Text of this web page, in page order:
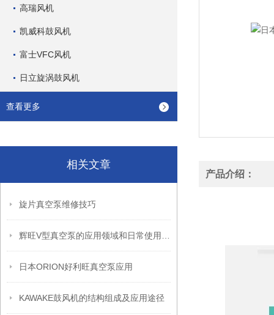
高瑞风机
凯威科鼓风机
富士VFC风机
日立旋涡鼓风机
查看更多
相关文章
旋片真空泵维修技巧
日本ORION好利旺真空泵应用
KAWAKE鼓风机的结构组成及应用途径
产品介绍：